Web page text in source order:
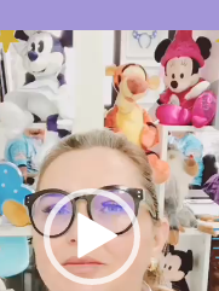
Tocador
de
vídeo